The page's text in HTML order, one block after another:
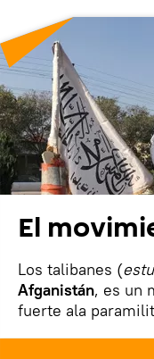
El
Los talibanes (
Afganistán, es un
fuerte ala
contingente